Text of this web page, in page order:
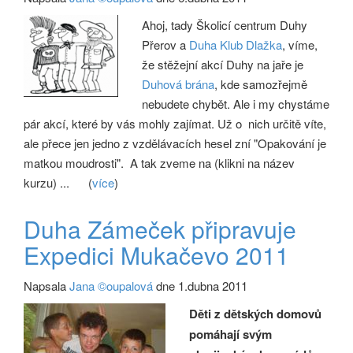
Ahoj, tady Školicí centrum Duhy
Přerov a Duha Klub Dlažka, víme,
že stěžejní akcí Duhy na jaře je
Duhová brána, kde samozřejmě
nebudete chybět. Ale i my chystáme
pár akcí, které by vás mohly zajímat. Už o nich určitě víte,
ale přece jen jedno z vzdělávacích hesel zní "Opakování je
matkou moudrosti". A tak zveme na (klikni na název
kurzu) ...
(více)
Duha Zámeček připravuje
Expedici Mukačevo 2011
NapsalaJana ©oupalovádne 1.dubna 2011
Děti z dětských domovů
pomáhají svým